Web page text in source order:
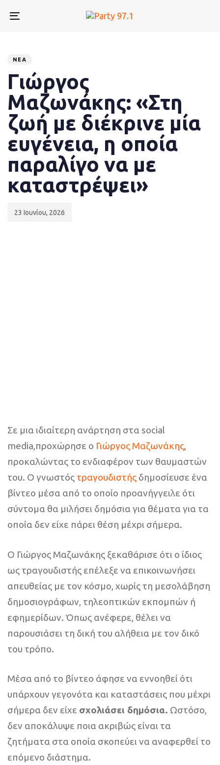
links
content
Toggle
ΝΈΑ
Γιώργος
Μαζωνάκης: «Στη
ζωή με διέκρινε μία
ευγένεια, η οποία
παραλίγο να με
καταστρέψει»
23 Ιουνίου, 2026
Σε μια ιδιαίτερη ανάρτηση στα social
media,προχώρησε ο Γιώργος Μαζωνάκης,
προκαλώντας το ενδιαφέρον των θαυμαστών
του. Ο γνωστός τραγουδιστής δημοσίευσε ένα
βίντεο μέσα από το οποίο προανήγγειλε ότι
σύντομα θα μιλήσει δημόσια για θέματα για τα
οποία δεν είχε πάρει θέση μέχρι σήμερα.
Ο Γιώργος Μαζωνάκης ξεκαθάρισε ότι ο ίδιος
ως τραγουδιστής επέλεξε να επικοινωνήσει
απευθείας με τον κόσμο, χωρίς τη μεσολάβηση
δημοσιογράφων, τηλεοπτικών εκπομπών ή
εφημερίδων. Όπως ανέφερε, θέλει να
παρουσιάσει τη δική του αλήθεια με τον δικό
του τρόπο.
Μέσα από το βίντεο άφησε να εννοηθεί ότι
υπάρχουν γεγονότα και καταστάσεις που μέχρι
σήμερα δεν είχε σχολιάσει δημόσια. Ωστόσο,
δεν αποκάλυψε ποια ακριβώς είναι τα
ζητήματα στα οποία σκοπεύει να αναφερθεί το
επόμενο διάστημα.